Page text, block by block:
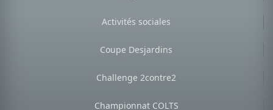
Activités sociales
Coupe Desjardins
Challenge 2contre2
Championnat COLTS